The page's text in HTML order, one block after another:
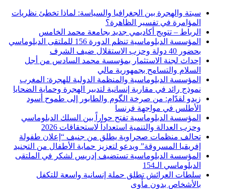
سبتة والهجرة بين الجغرافيا والسياسة: لماذا تخطئ نظريات
المؤامرة في تفسير الظاهرة؟
الرباط – تتويج أكاديمي جديد بجامعة محمد الخامس
المؤسسة الدبلوماسية تنظم الدورة 156 للملتقى الدبلوماسي
بحضور 40 دولة وحزب الاستقلال ضيف الشرف
إحداث لجنة الاستثمار بمؤسسة محمد السادس من أجل
السلام والتسامح بجمهورية مالي
المؤسسة الدبلوماسية والمنظمة الدولية للهجرة: المغرب
نموذج رائد في مقاربة إنسانية لتدبير الهجرة وحماية الضحايا
زيدو لقدّام: من صرخة الگوم والطابور إلى طموح أسود
الأطلس في مواجهة فرنسا
المؤسسة الدبلوماسية تفتح حواراً بين السلك الدبلوماسي
وحزب العدالة والتنمية استعداداً لاستحقاقات 2026
تحالف منظمات صحراوية يطلق من جنيف “إعلان طفولة
إفريقيا المسروقة” ويدعو لتعزيز حماية الأطفال من التجنيد
المؤسسة الدبلوماسية تستضيف إدريس لشكر في الملتقى
الدبلوماسي الـ154
سلطات العرائش تطلق حملة إنسانية واسعة للتكفل
بالأشخاص بدون مأوى